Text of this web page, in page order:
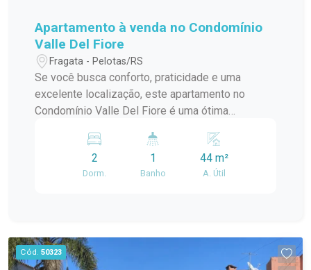
Apartamento à venda no Condomínio
Valle Del Fiore
Fragata - Pelotas/RS
Se você busca conforto, praticidade e uma
excelente localização, este apartamento no
Condomínio Valle Del Fiore é uma ótima
Pelotas, o imóvel está em uma região tranquila,
com fácil acesso a supermercados, escolas,
farmácias, comércios e demais serviços
Cozinha integrada à sala, proporcionando
praticidade e melhor aproveitamento dos
2
Dorm.
1
Banho
44 m²
A. Útil
Cód. 50323